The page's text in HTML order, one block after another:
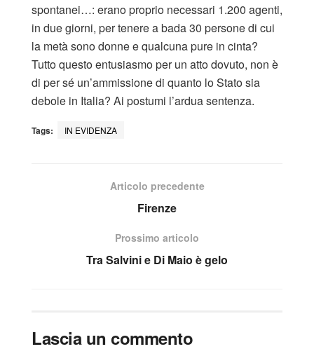
spontanei…: erano proprio necessari 1.200 agenti,
in due giorni, per tenere a bada 30 persone di cui
la metà sono donne e qualcuna pure in cinta?
Tutto questo entusiasmo per un atto dovuto, non è
di per sé un’ammissione di quanto lo Stato sia
debole in Italia? Ai postumi l’ardua sentenza.
Tags: IN EVIDENZA
Articolo precedente
Firenze
Prossimo articolo
Tra Salvini e Di Maio è gelo
Lascia un commento